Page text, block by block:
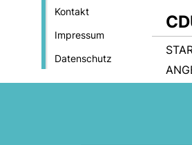
Kontakt
Impressum
Datenschutz